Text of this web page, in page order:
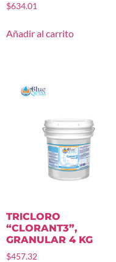
$634.01
Añadir al carrito
TRICLORO
“CLORANT3”,
GRANULAR 4 KG
$457.32